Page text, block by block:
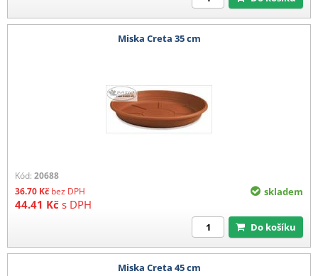
Miska Creta 35 cm
Kód: 20688
36.70 Kč bez DPH
44.41 Kč s DPH
skladem
Do košíku
Miska Creta 45 cm